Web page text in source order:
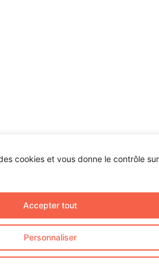
cookies et vous donne le contrôle
Personnaliser
Accepter tout